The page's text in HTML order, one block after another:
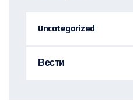
Uncategorized
Вести